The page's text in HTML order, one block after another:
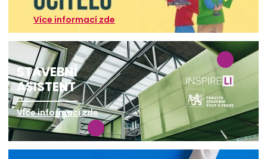
Více informací zde
STAVEBNÍ
ASISTENT
Více informací zde